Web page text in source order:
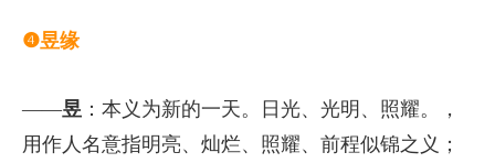
❹昱缘
——昱 ：本义为新的一天。日光、光明、照耀。，
用作人名意指明亮、灿烂、照耀、前程似锦之义；